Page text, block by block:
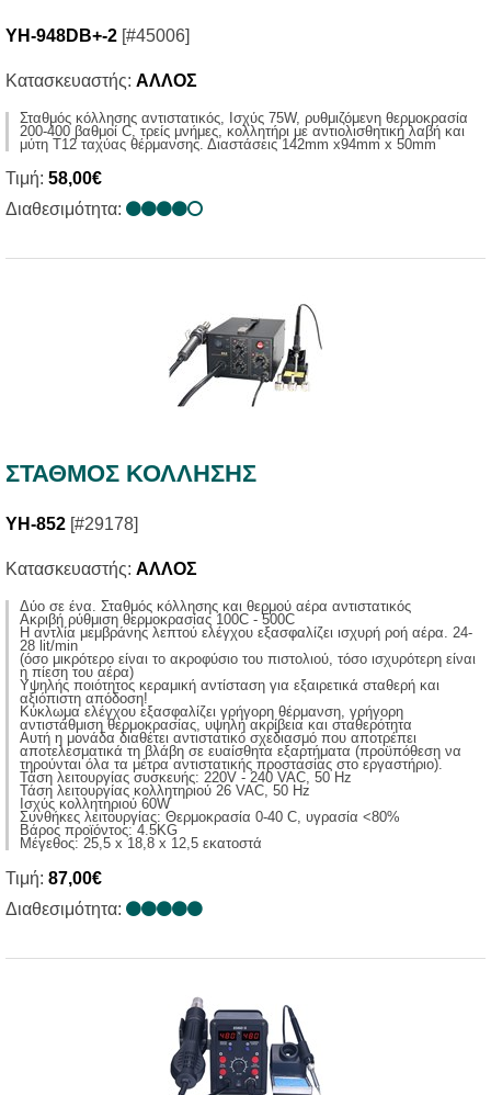
YH-948DB+-2 [#45006]
Κατασκευαστής: ΑΛΛΟΣ
Σταθμός κόλλησης αντιστατικός, Ισχύς 75W, ρυθμιζόμενη θερμοκρασία
200-400 βαθμοί C, τρείς μνήμες, κολλητήρι με αντιολισθητική λαβή και
μύτη Τ12 ταχύας θέρμανσης. Διαστάσεις 142mm x94mm x 50mm
Τιμή: 58,00€
Διαθεσιμότητα:
ΣΤΑΘΜΟΣ ΚΟΛΛΗΣΗΣ
YH-852 [#29178]
Κατασκευαστής: ΑΛΛΟΣ
Δύο σε ένα. Σταθμός κόλλησης και θερμού αέρα αντιστατικός
Aκριβή ρύθμιση θερμοκρασίας 100C - 500C
Η αντλία μεμβράνης λεπτού ελέγχου εξασφαλίζει ισχυρή ροή αέρα. 24-
28 lit/min
(όσο μικρότερο είναι το ακροφύσιο του πιστολιού, τόσο ισχυρότερη είναι
η πίεση του αέρα)
Υψηλής ποιότητος κεραμική αντίσταση για εξαιρετικά σταθερή και
αξιόπιστη απόδοση!
Κύκλωμα ελέγχου εξασφαλίζει γρήγορη θέρμανση, γρήγορη
αντιστάθμιση θερμοκρασίας, υψηλή ακρίβεια και σταθερότητα
Αυτή η μονάδα διαθέτει αντιστατικό σχεδιασμό που αποτρέπει
αποτελεσματικά τη βλάβη σε ευαίσθητα εξαρτήματα (προϋπόθεση να
τηρούνται όλα τα μέτρα αντιστατικής προστασίας στο εργαστήριο).
Τάση λειτουργίας συσκευής: 220V - 240 VAC, 50 Ηz
Τάση λειτουργίας κολλητηριού 26 VAC, 50 Hz
Ισχύς κολλητηριού 60W
Συνθήκες λειτουργίας: Θερμοκρασία 0-40 C, υγρασία <80%
Βάρος προϊόντος: 4.5KG
Μέγεθος: 25,5 x 18,8 x 12,5 εκατοστά
Τιμή: 87,00€
Διαθεσιμότητα: